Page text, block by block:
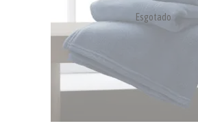
Esgotado